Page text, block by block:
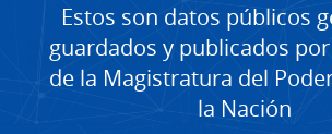
Estos son datos públicos
guardados y publicados
de la Magistratura del
la Nación